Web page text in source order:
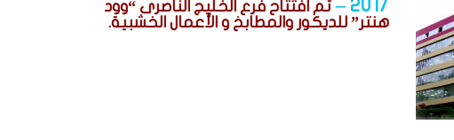
2017 –
تم افتتاح فرع الخليج الناصرى “وود
هنتر” للديكور والمطابخ و الأعمال الخشبية.